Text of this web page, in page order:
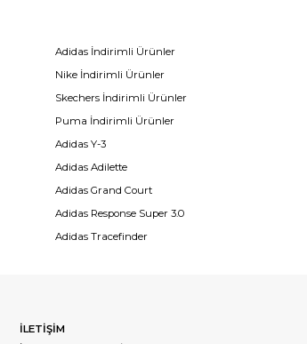
Adidas İndirimli Ürünler
Nike İndirimli Ürünler
Skechers İndirimli Ürünler
Puma İndirimli Ürünler
Adidas Y-3
Adidas Adilette
Adidas Grand Court
Adidas Response Super 3.0
Adidas Tracefinder
İLETİŞİM